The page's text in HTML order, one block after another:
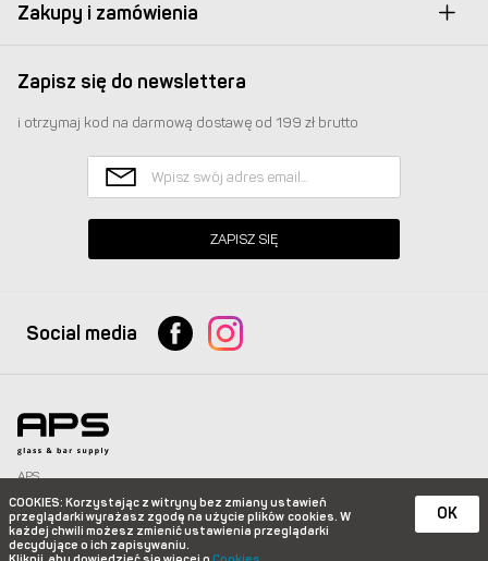
COOKIES: Korzystając z witryny bez zmiany ustawień
przeglądarki wyrażasz zgodę na użycie plików cookies. W
każdej chwili możesz zmienić ustawienia przeglądarki
decydujące o ich zapisywaniu.
OK
Zakupy i zamówienia
Zapisz się do newslettera
i otrzymaj kod na darmową dostawę od 199 zł brutto
ZAPISZ SIĘ
Social media
APS
Glass & Bar Supply Sp. z o.o. wszystkie prawa zastrzeżone.
info@apspolska.pl|Mapa strony| Infolinia:+48 668 233 574| +48 22 851 92 22
e-commerce platform by